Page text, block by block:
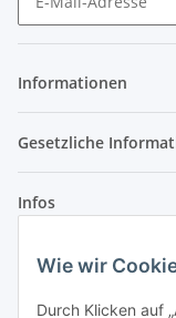
Wie wir
Durch Klicken auf
Informationen
Gesetzliche
Infos
Laden -